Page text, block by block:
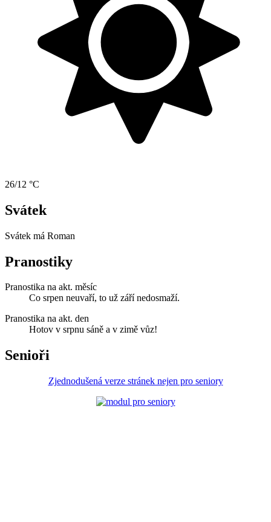
26/12 °C
Svátek
Svátek má Roman
Pranostiky
Pranostika na akt. měsíc
Co srpen neuvaří, to už září nedosmaží.
Pranostika na akt. den
Hotov v srpnu sáně a v zimě vůz!
Senioři
Zjednodušená verze stránek nejen pro seniory